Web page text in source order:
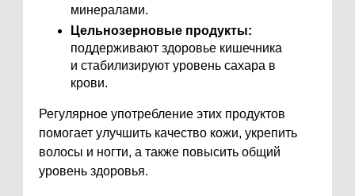
минералами.
Цельнозерновые продукты:
поддерживают здоровье кишечника
и стабилизируют уровень сахара в
крови.
Регулярное употребление этих продуктов
помогает улучшить качество кожи, укрепить
волосы и ногти, а также повысить общий
уровень здоровья.